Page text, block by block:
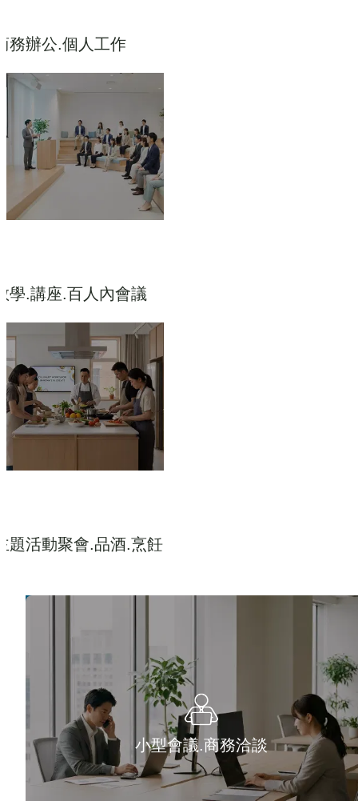
務辦公.個人工作
學.講座.百人內會議
題活動聚會.品酒.烹飪
小型會議.商務洽談